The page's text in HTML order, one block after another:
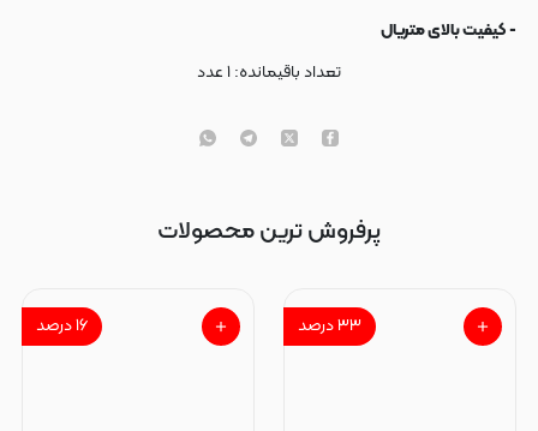
- کیفیت بالای متریال
تعداد باقیمانده:۱عدد
پرفروش ترین محصولات
۳۳درصد ۱۶درصد